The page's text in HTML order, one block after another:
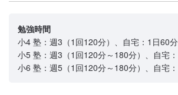
勉強時間
小4 塾：週3（1回120分）、自宅：1日60分
小5 塾：週3（1回120分～180分）、自宅
小6 塾：週5（1回120分～180分）、自宅